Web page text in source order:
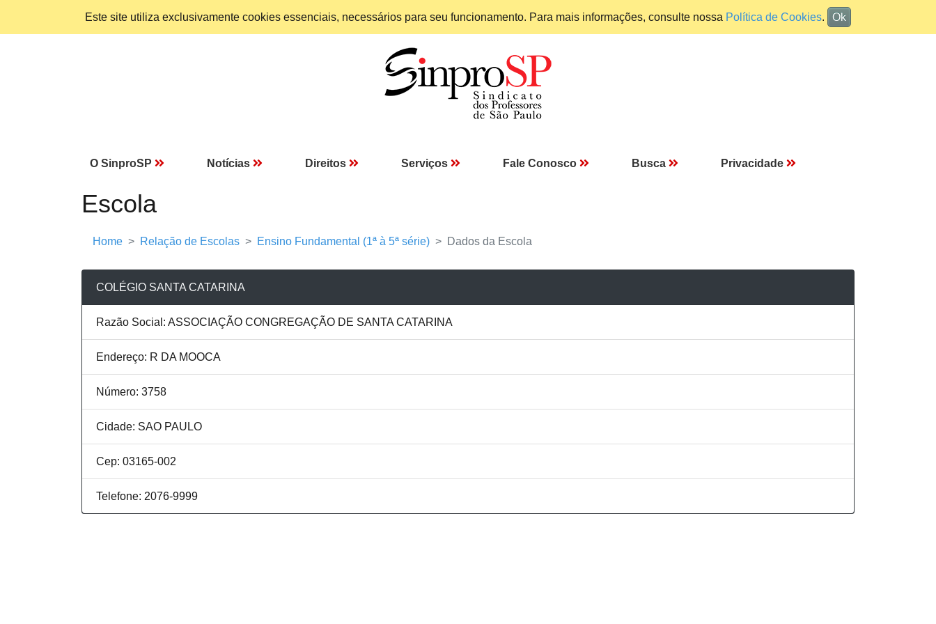
Este site utiliza exclusivamente cookies essenciais, necessários para seu funcionamento. Para mais informações, consulte nossa Política de Cookies. Ok
O SinproSP Notícias Direitos Serviços Fale Conosco Busca Privacidade
Escola
Home Relação de Escolas Ensino Fundamental (1ª à 5ª série) Dados da Escola
COLÉGIO SANTA CATARINA
Razão Social: ASSOCIAÇÃO CONGREGAÇÃO DE SANTA CATARINA
Endereço: R DA MOOCA
Número: 3758
Cidade: SAO PAULO
Cep: 03165-002
Telefone: 2076-9999